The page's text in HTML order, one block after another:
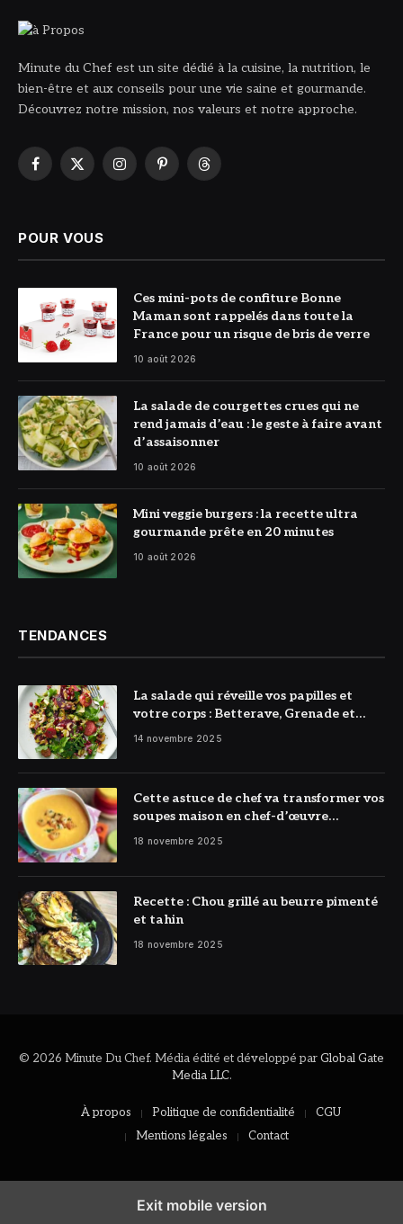
Minute du Chef est un site dédié à la cuisine, la nutrition, le
bien-être et aux conseils pour une vie saine et gourmande.
Découvrez notre mission, nos valeurs et notre approche.
Facebook
X
InstagramPinterestThreads
POUR VOUS
© Bonne
Maman
Ces mini-pots de confiture Bonne
Maman sont rappelés dans toute la
France pour un risque de bris de verre
10 août 2026
© Photo Minute
Du Chef
La salade de courgettes crues qui ne
rend jamais d’eau : le geste à faire avant
d’assaisonner
10 août 2026
© DR
Mini veggie burgers : la recette ultra
gourmande prête en 20 minutes
10 août 2026
TENDANCES
La salade qui réveille vos papilles et
votre corps : Betterave, Grenade et
Citron à l’honneur
14 novembre 2025
Cette astuce de chef va transformer vos
soupes maison en chef-d’œuvre
réconfortant
18 novembre 2025
Recette : Chou grillé au beurre pimenté
et tahin
18 novembre 2025
© 2026 Minute Du Chef. Média édité et développé parGlobal Gate
Media LLC.
À propos Politique de confidentialité
CGU
Mentions légales
Contact
Exit mobile version